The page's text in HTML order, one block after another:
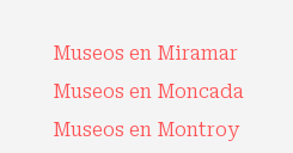
Museos en Miramar
Museos en Moncada
Museos en Montroy